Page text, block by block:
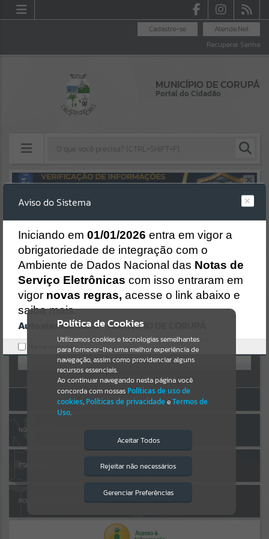
Atende.Net
Cadastre-se
Recuperar Senha
MUNICÍPIO DE CORUPÁ
Portal do Cidadão
Resultados para""
Portais
Por favor, aguarde...
NOTÍCIAS
Por favor, aguarde...
Por favor, aguarde...
SERVIÇOS
PÁGINAS
AUTOATENDIMENTO
OU
Cadastre-se|Recuperar Senha
ACESSAR SEM LOGIN
NOTA FISCAL ELETRÔNICA
ESCRITA FISCAL
PORTAL DA TRANSPARÊNCIA
Política de Cookies
Utilizamos cookies e tecnologias semelhantes
para fornecer-lhe uma melhor experiência de
navegação, assim como providenciar alguns
recursos essenciais.
Ao continuar navegando nesta página você
concorda com nossas Políticas de uso de
cookies, Políticas de privacidadeeTermos de
Uso.
Aceitar Todos
Rejeitar não necessários
Gerenciar Preferências
Isto significa que diversos recursos
providenciados poderão não estar
Aviso do Sistema
Iniciando em 01/01/2026 entra em vigor a
obrigatoriedade de integração com o
Ambiente de Dados Nacional das Notas de
Serviço Eletrônicas com isso entraram em
vigor novas regras, acesse o link abaixo e
saiba mais.
Autoatendimento - MUNICÍPIO DE CORUPÁ
Marcar como lido.
Erro
Gerenciamento do Sistema
CÓDIGO DA MENSAGEM:
Ocorreu um erro de script:
Uncaught SyntaxError: Unexpected token '('
https://corupa.atende.net/cidadao/pagina/static/bundle/wpo_index
_2_base_l2_portal_editores_sync_dd63a725aa1a3e42e62571aa199b6
7e2.js?v=816ac05d:47
Verificar Mais Detalhes